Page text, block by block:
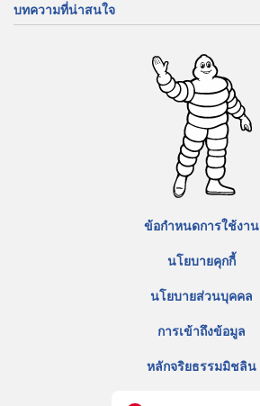
บทความที่น่าสนใจ
ข้อกำหนดการใช้งาน
นโยบายคุกกี้
นโยบายส่วนบุคคล
การเข้าถึงข้อมูล
หลักจริยธรรมมิชลิน